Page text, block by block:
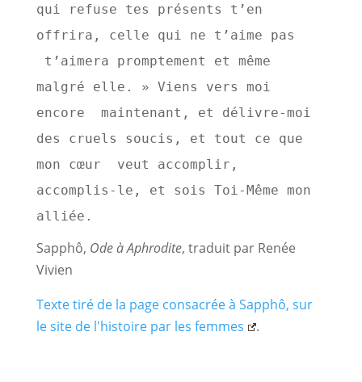
qui refuse tes présents t’en
offrira, celle qui ne t’aime pas
t’aimera promptement et même
malgré elle. » Viens vers moi
encore  maintenant, et délivre-moi
des cruels soucis, et tout ce que
mon cœur  veut accomplir,
accomplis-le, et sois Toi-Même mon
alliée.
Sapphô, Ode à Aphrodite, traduit par Renée
Vivien
Texte tiré de la page consacrée à Sapphô, sur
le site de l'histoire par les femmes
.